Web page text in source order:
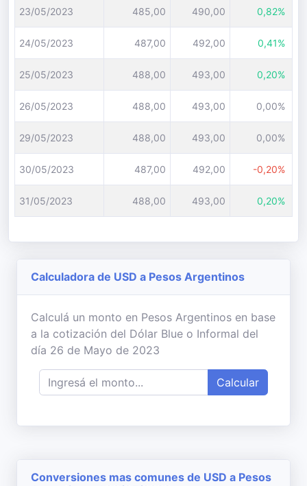
23/05/2023 485,00 490,00 0,82%
24/05/2023 487,00 492,00 0,41%
25/05/2023 488,00 493,00 0,20%
26/05/2023 488,00 493,00 0,00%
29/05/2023 488,00 493,00 0,00%
30/05/2023 487,00 492,00 -0,20%
31/05/2023 488,00 493,00 0,20%
Calculadora de USD a Pesos Argentinos
Calculá un monto en Pesos Argentinos en base
a la cotización del Dólar Blue o Informal del
día 26 de Mayo de 2023
Calcular
Conversiones mas comunes de USD a Pesos